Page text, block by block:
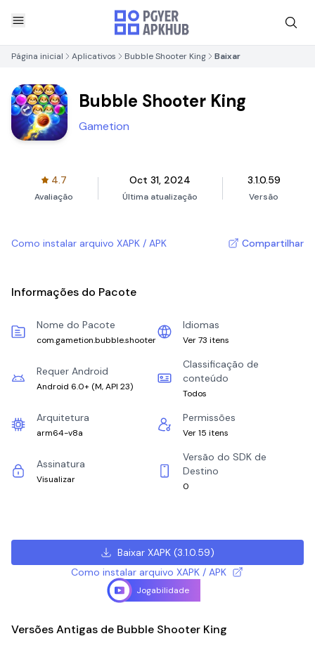
Página inicial Aplicativos Bubble Shooter King Baixar
Bubble Shooter King
Gametion
4.7
Avaliação
Oct 31, 2024
Última atualização
3.1.0.59
Versão
Como instalar arquivo XAPK / APK Compartilhar
Informações do Pacote
Nome do Pacote
com.gametion.bubble.shooter
Idiomas
Ver 73 itens
Requer Android
Android 6.0+ (M, API 23)
Classificação de
conteúdo
Todos
Arquitetura
arm64-v8a
Permissões
Ver 15 itens
Assinatura
Visualizar
Versão do SDK de
Destino
0
Baixar XAPK(3.1.0.59)
Como instalar arquivo XAPK / APK
Jogabilidade
Versões Antigas de Bubble Shooter King